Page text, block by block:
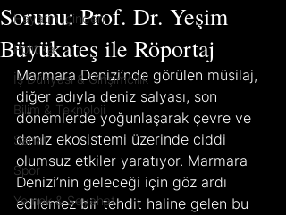
Hayatın İçinden
Politika
İş Dünyası & Girişimcilik
Bilim & Teknoloji
Sanat
Spor
Yemek & Seyahat
Sorunu: Prof. Dr. Yeşim
Büyükateş ile Röportaj
Marmara Denizi’nde görülen müsilaj,
diğer adıyla deniz salyası, son
dönemlerde yoğunlaşarak çevre ve
deniz ekosistemi üzerinde ciddi
olumsuz etkiler yaratıyor. Marmara
Denizi’nin geleceği için göz ardı
edilemez bir tehdit haline gelen bu